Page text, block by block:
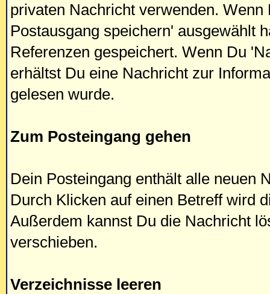
privaten Nachricht verwenden.
Postausgang speichern' ausgewählt
Referenzen gespeichert. Wenn Du
erhältst Du eine Nachricht zur
gelesen wurde.
Zum Posteingang gehen
Dein Posteingang enthält alle neuen
Durch Klicken auf einen Betreff wird
Außerdem kannst Du die Nachricht
verschieben.
Verzeichnisse leeren